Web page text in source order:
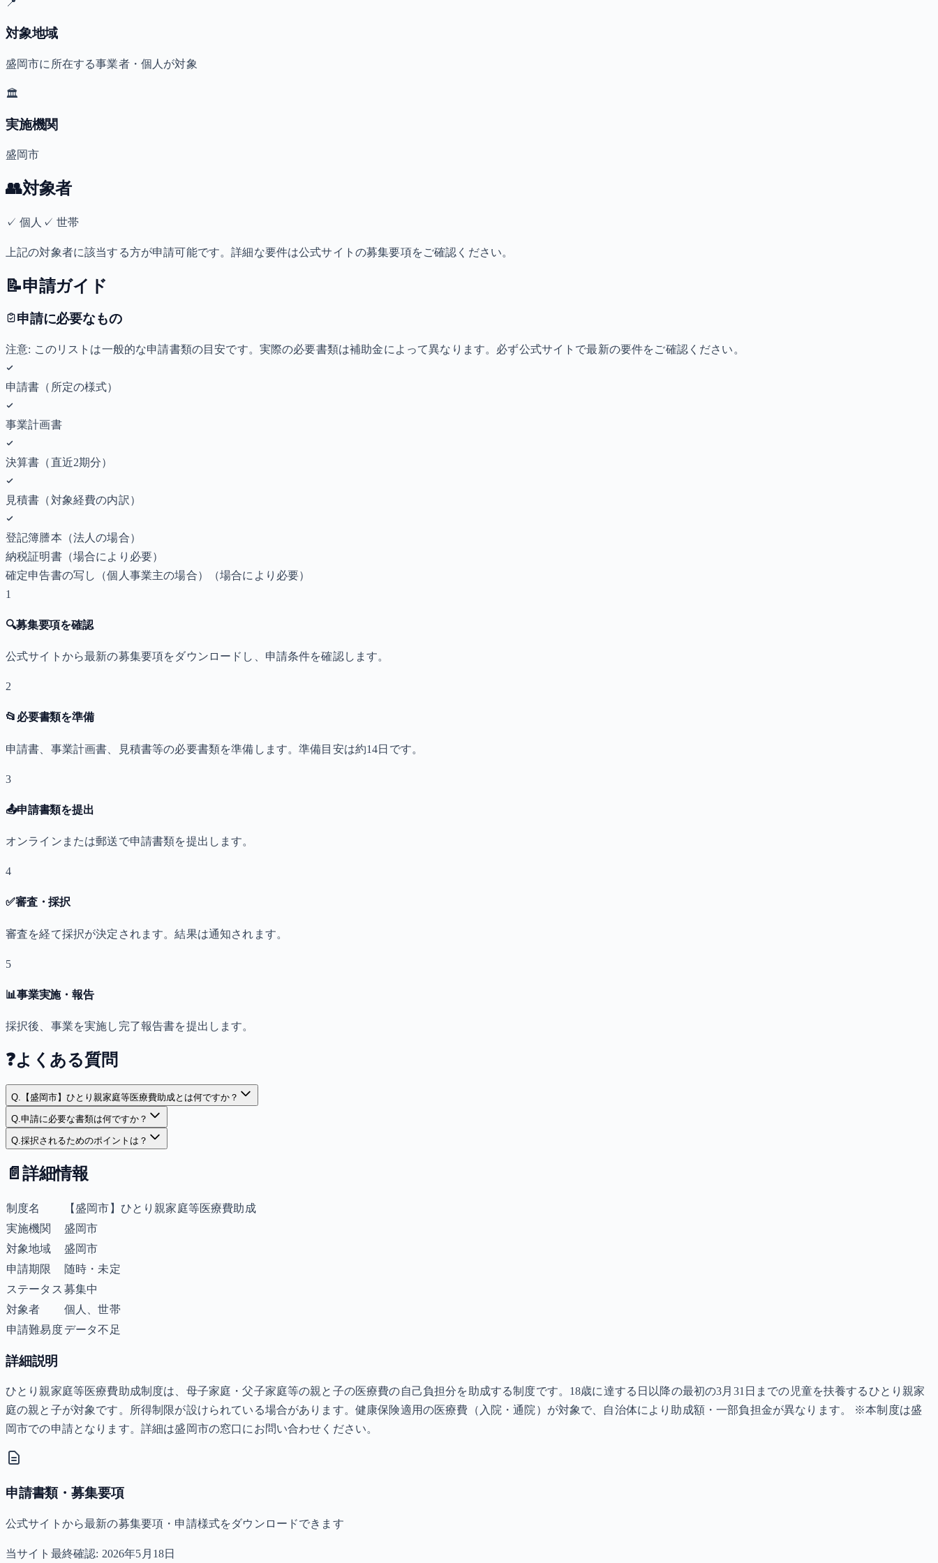
📍
対象地域
盛岡市に所在する事業者・個人が対象
🏛️
実施機関
盛岡市
👥対象者
✓個人 ✓ 世帯
上記の対象者に該当する方が申請可能です。詳細な要件は公式サイトの募集要項をご確認ください。
📝申請ガイド
申請に必要なもの
注意: このリストは一般的な申請書類の目安です。実際の必要書類は補助金によって異なります。必ず公式サイトで最新の要件をご確認ください。
申請書（所定の様式）
事業計画書
決算書（直近2期分）
見積書（対象経費の内訳）
登記簿謄本（法人の場合）
納税証明書（場合により必要）
確定申告書の写し（個人事業主の場合）
（場合により必要）
1
🔍募集要項を確認
公式サイトから最新の募集要項をダウンロードし、申請条件を確認します。
2
📂 必要書類を準備
申請書、事業計画書、見積書等の必要書類を準備します。準備目安は約14日です。
3
📤申請書類を提出
オンラインまたは郵送で申請書類を提出します。
4
✅審査・採択
審査を経て採択が決定されます。結果は通知されます。
5
📊事業実施・報告
採択後、事業を実施し完了報告書を提出します。
❓よくある質問
Q. 【盛岡市】ひとり親家庭等医療費助成とは何ですか？
Q.申請に必要な書類は何ですか？
Q.採択されるためのポイントは？
📄 詳細情報
制度名
【盛岡市】ひとり親家庭等医療費助成
実施機関
盛岡市
対象地域
盛岡市
申請期限
随時・未定
ステータス 募集中
対象者
個人、世帯
申請難易度データ不足
詳細説明
ひとり親家庭等医療費助成制度は、母子家庭・父子家庭等の親と子の医療費の自己負担分を助成する制度です。18歳に達する日以降の最初の3月31日までの児童を扶養するひとり親家
庭の親と子が対象です。所得制限が設けられている場合があります。健康保険適用の医療費（入院・通院）が対象で、自治体により助成額・一部負担金が異なります。 ※本制度は盛
岡市での申請となります。詳細は盛岡市の窓口にお問い合わせください。
申請書類・募集要項
公式サイトから最新の募集要項・申請様式をダウンロードできます
当サイト最終確認: 2026年5月18日